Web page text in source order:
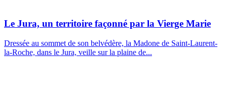
Le Jura, un territoire façonné par la Vierge Marie
Dressée au sommet de son belvédère, la Madone de Saint-Laurent-
la-Roche, dans le Jura, veille sur la plaine de...